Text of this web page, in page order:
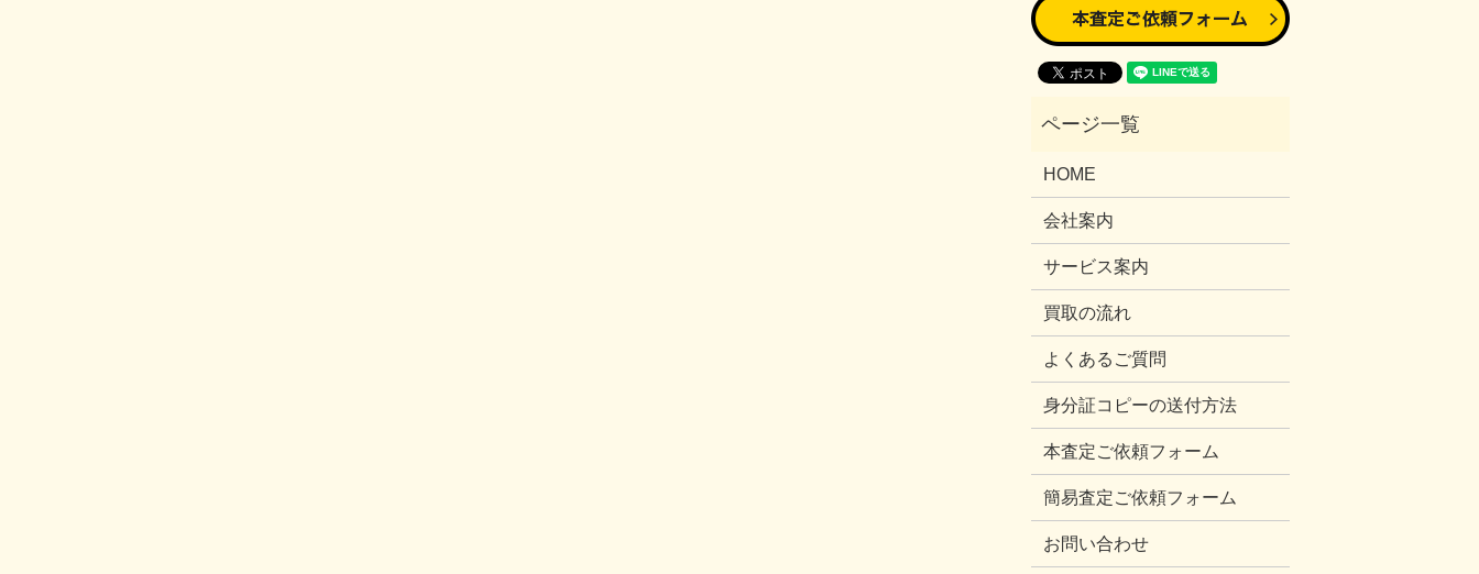
HOME
会社案内
サービス案内
買取の流れ
よくあるご質問
身分証コピーの送付方法
本査定ご依頼フォーム
簡易査定ご依頼フォーム
お問い合わせ